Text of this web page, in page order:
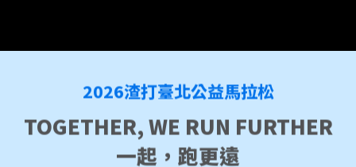
2026渣打臺北公益馬拉松
TOGETHER, WE RUN FURTHER
一起，跑更遠